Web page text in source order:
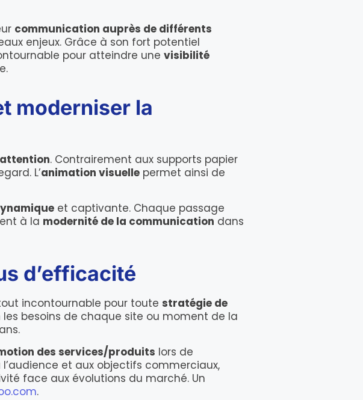
communication auprès de différents
enjeux. Grâce à son fort potentiel
pour atteindre une visibilité
moderniser la
. Contrairement aux supports papier
L’animation visuelle permet ainsi de
et captivante. Chaque passage
à la modernité de la communication dans
d’efficacité
incontournable pour toute stratégie de
besoins de chaque site ou moment de la
des services/produits lors de
et aux objectifs commerciaux,
face aux évolutions du marché. Un
.